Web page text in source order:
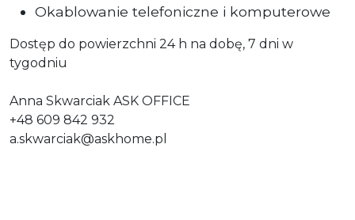
Okablowanie telefoniczne i komputerowe
Dostęp do powierzchni 24 h na dobę, 7 dni w
tygodniu
Anna Skwarciak ASK OFFICE
+48 609 842 932
a.skwarciak@askhome.pl